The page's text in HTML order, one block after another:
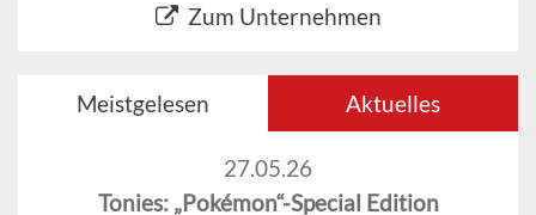
Zum Unternehmen
Meistgelesen Aktuelles
27.05.26
Tonies: „Pokémon“-Special Edition